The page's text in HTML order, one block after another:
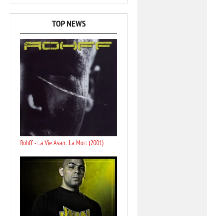
TOP NEWS
Rohff - La Vie Avant La Mort (2001)